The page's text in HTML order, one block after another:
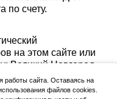
по счету.
на этом сайте или
Великий Новгород,
с 9:00 до 17:00, в
заказ можно
сайта. Оставаясь на
файлов cookies.